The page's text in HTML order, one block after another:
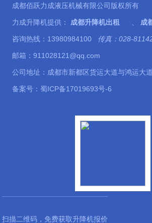
成都佰跃力成液压机械有限公司版权所有
力成升降机提供： 成都升降机出租 成
咨询热线：13980984100 传真：028-
邮箱：911028121@qq.com
公司地址：成都市新都区货运大道与鸿运大
备案号：蜀ICP备17019693号-6
扫描二维码，免费获取升降机报价